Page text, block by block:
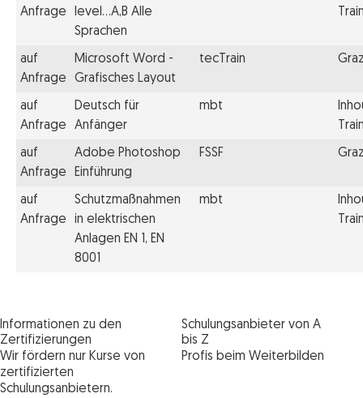
Anfrage
level…A,B Alle
Sprachen
auf
Anfrage
Microsoft Word -
Grafisches Layout
tecTrain
auf
Anfrage
Deutsch für
Anfänger
mbt
auf
Anfrage
Adobe Photoshop
Einführung
FSSF
auf
Anfrage
Schutzmaßnahmen
in elektrischen
Anlagen EN 1, EN
8001
mbt
Informationen zu den
Zertifizierungen
Wir fördern nur Kurse von
zertifizierten
Schulungsanbietern.
Schulungsanbieter von A
bis Z
Profis beim Weiterbilden